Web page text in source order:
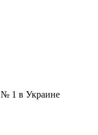
№ 1 в Украине